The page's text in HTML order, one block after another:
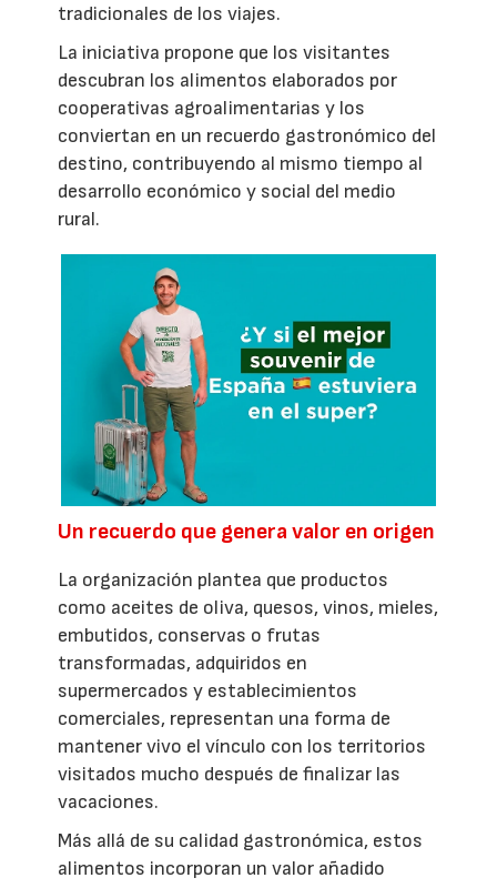
tradicionales de los viajes.
La iniciativa propone que los visitantes
descubran los alimentos elaborados por
cooperativas agroalimentarias y los
conviertan en un recuerdo gastronómico del
destino, contribuyendo al mismo tiempo al
desarrollo económico y social del medio
rural.
Un recuerdo que genera valor en origen
La organización plantea que productos
como aceites de oliva, quesos, vinos, mieles,
embutidos, conservas o frutas
transformadas, adquiridos en
supermercados y establecimientos
comerciales, representan una forma de
mantener vivo el vínculo con los territorios
visitados mucho después de finalizar las
vacaciones.
Más allá de su calidad gastronómica, estos
alimentos incorporan un valor añadido